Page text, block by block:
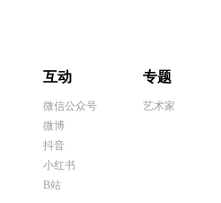
互动
微信公众号
微博
抖音
小红书
B站
专题
艺术家